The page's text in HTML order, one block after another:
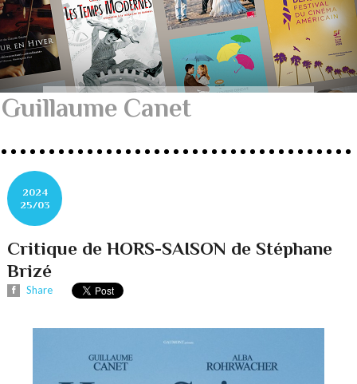
Guillaume Canet
2024
25/03
Critique de HORS-SAISON de Stéphane
Brizé
Share